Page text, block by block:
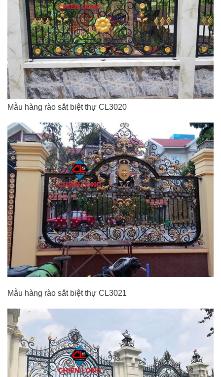
Mẫu hàng rào sắt biệt thự CL3020
Mẫu hàng rào sắt biệt thự CL3021